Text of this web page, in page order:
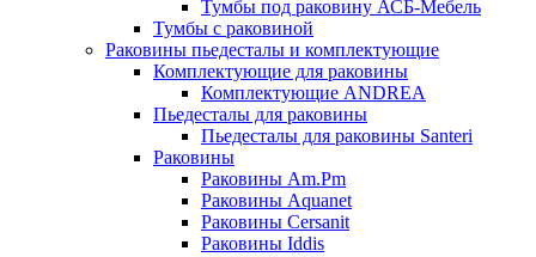
Тумбы под раковину АСБ-Мебель
Тумбы с раковиной
Раковины пьедесталы и комплектующие
Комплектующие для раковины
Комплектующие ANDREA
Пьедесталы для раковины
Пьедесталы для раковины Santeri
Раковины
Раковины Am.Pm
Раковины Aquanet
Раковины Cersanit
Раковины Iddis